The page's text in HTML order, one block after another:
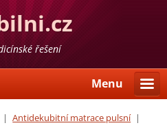
řešení
Menu
| Antidekubitní matrace pulsní |